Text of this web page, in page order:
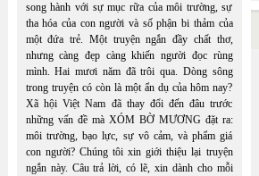
song hành với sự mục rữa của môi trường, sự
tha hóa của con người và số phận bi thảm của
một đứa trẻ. Một truyện ngắn đầy chất thơ,
nhưng càng đẹp càng khiến người đọc rùng
mình. Hai mươi năm đã trôi qua. Dòng sông
trong truyện có còn là một ẩn dụ của hôm nay?
Xã hội Việt Nam đã thay đổi đến đâu trước
những vấn đề mà XÓM BỜ MƯƠNG đặt ra:
môi trường, bạo lực, sự vô cảm, và phẩm giá
con người? Chúng tôi xin giới thiệu lại truyện
ngắn này. Câu trả lời, có lẽ, xin dành cho mỗi